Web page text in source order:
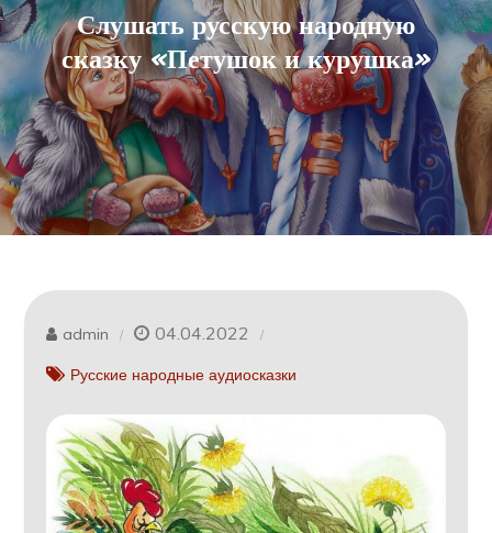
Слушать русскую народную
сказку «Петушок и курушка»
admin 04.04.2022
Русские народные аудиосказки